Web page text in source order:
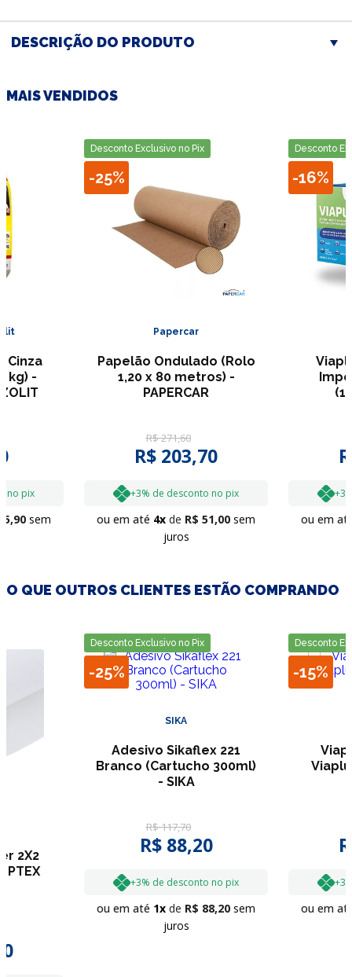
DESCRIÇÃO DO PRODUTO
MAIS VENDIDOS
Cinza
kg) -
no pix
,90 sem
Desconto Exclusivo no Pix
-25%
Papercar
Papelão Ondulado (Rolo
1,20 x 80 metros) -
PAPERCAR
R$271,60
R$ 203,70
+3% de desconto no pix
ou em até 4 R$ 51,00 sem
juros
Desconto
-16%
ou em
O QUE OUTROS CLIENTES ESTÃO COMPRANDO
2X2
PTEX
Desconto Exclusivo no Pix
-25%
SIKA
Adesivo Sikaflex 221
Branco (Cartucho 300ml)
- SIKA
R$117,70
R$ 88,20
+3% de desconto no pix
ou em até 1 R$ 88,20 sem
juros
Desconto
-15%
ou em